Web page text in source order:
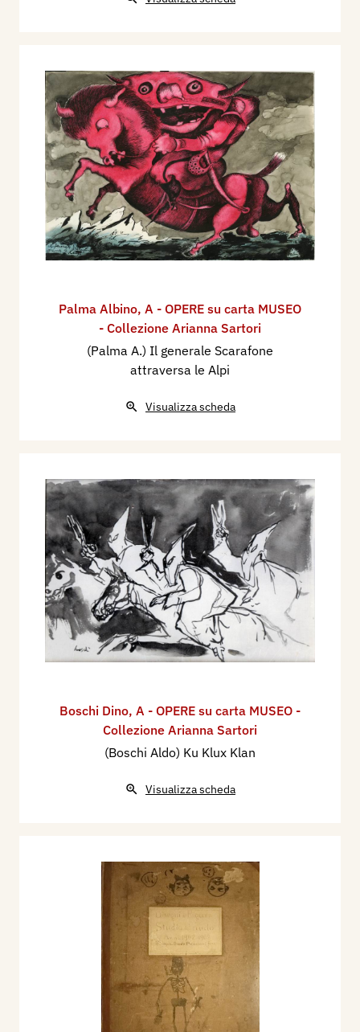
Palma Albino, A - OPERE su carta MUSEO
- Collezione Arianna Sartori
(Palma A.) Il generale Scarafone
attraversa le Alpi
Visualizza scheda
Boschi Dino, A - OPERE su carta MUSEO -
Collezione Arianna Sartori
(Boschi Aldo) Ku Klux Klan
Visualizza scheda